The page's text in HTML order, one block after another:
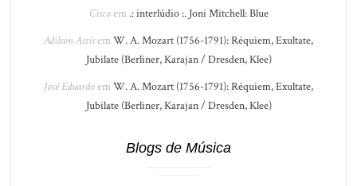
Ciscoem .: interlúdio :. Joni Mitchell: Blue
Adilson Assisem W. A. Mozart (1756-1791): Réquiem, Exultate,
Jubilate (Berliner, Karajan / Dresden, Klee)
José Eduardoem W. A. Mozart (1756-1791): Réquiem, Exultate,
Jubilate (Berliner, Karajan / Dresden, Klee)
Blogs de Música